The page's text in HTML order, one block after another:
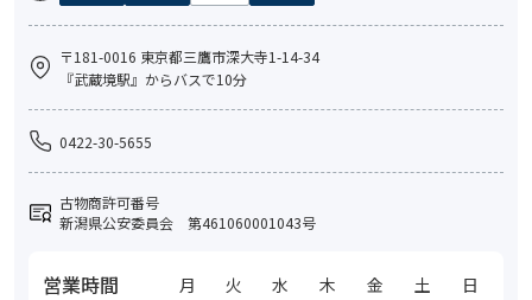
〒181-0016 東京都三鷹市深大寺1-14-34
『武蔵境駅』からバスで10分
0422-30-5655
古物商許可番号
新潟県公安委員会 第461060001043号
営業時間 月 火 水 木 金 土
日